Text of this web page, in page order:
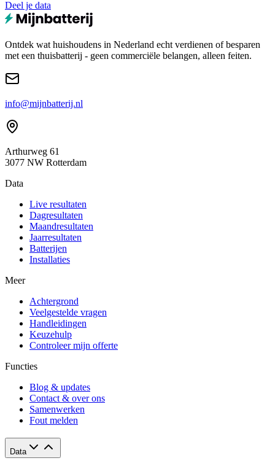
Deel je data
Ontdek wat huishoudens in Nederland echt verdienen of besparen
met een thuisbatterij - geen commerciële belangen, alleen feiten.
info@mijnbatterij.nl
Arthurweg 61
3077 NW Rotterdam
Data
Live resultaten
Dagresultaten
Maandresultaten
Jaarresultaten
Batterijen
Installaties
Meer
Achtergrond
Veelgestelde vragen
Handleidingen
Keuzehulp
Controleer mijn offerte
Functies
Blog & updates
Contact & over ons
Samenwerken
Fout melden
Data